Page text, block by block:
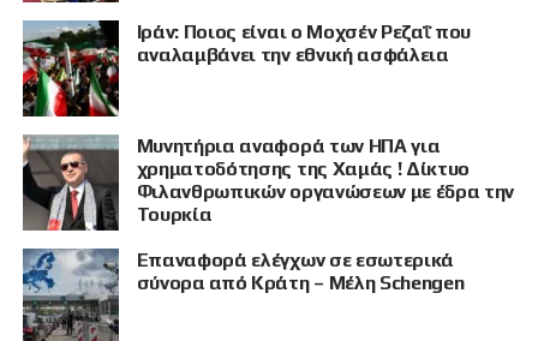
ΠΡΟΒΟΛΗ
Ιράν: Ποιος είναι ο Μοχσέν Ρεζαΐ που
αναλαμβάνει την εθνική ασφάλεια
Μυνητήρια αναφορά των ΗΠΑ για
χρηματοδότησης της Χαμάς ! Δίκτυο
Φιλανθρωπικών οργανώσεων με έδρα την
Τουρκία
Επαναφορά ελέγχων σε εσωτερικά
σύνορα από Κράτη – Μέλη Schengen